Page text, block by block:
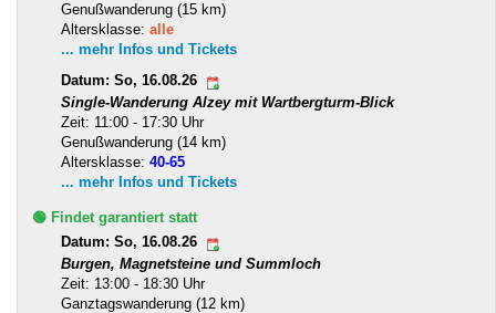
Genußwanderung (15 km)
Altersklasse: alle
... mehr Infos und Tickets
Datum: So, 16.08.26
Single-Wanderung Alzey mit Wartbergturm-Blick
Zeit: 11:00 - 17:30 Uhr
Genußwanderung (14 km)
Altersklasse: 40-65
... mehr Infos und Tickets
🟢 Findet garantiert statt
Datum: So, 16.08.26
Burgen, Magnetsteine und Summloch
Zeit: 13:00 - 18:30 Uhr
Ganztagswanderung (12 km)